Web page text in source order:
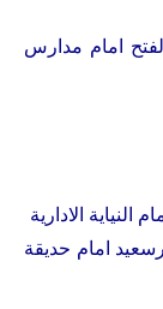
امام مدارس
الادارية
:901 شارع بورسعيد امام حديقة